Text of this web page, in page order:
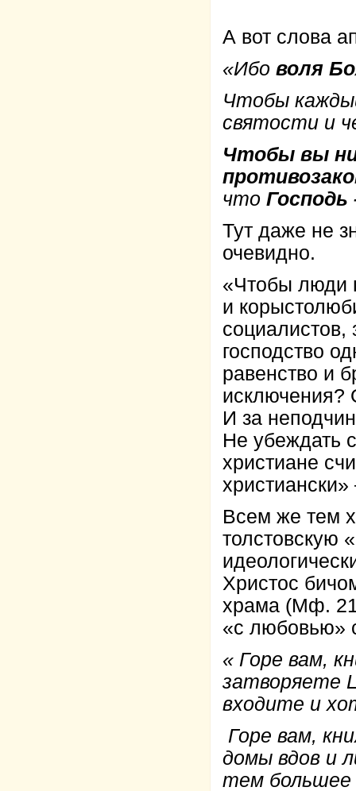
А вот слова
«Ибо воля
Чтобы
святости и
Чтобы вы
что
Тут даже не
очевидно.
«Чтобы люди
и
социалистов,
господство
равенство и
исключения?
И за
Не убеждать
христиане
Всем же тем
толстовскую
Христос
храма (Мф.
«с любовью»
« Горе вам,
затворяете
входите и
Горе вам,
домы вдов и
тем большее